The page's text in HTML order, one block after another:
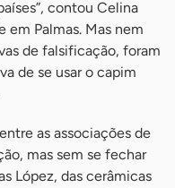
contou Celina
em Palmas. Mas nem
de falsificação, foram
de se usar o capim
as associações de
mas sem se fechar
López, das cerâmicas